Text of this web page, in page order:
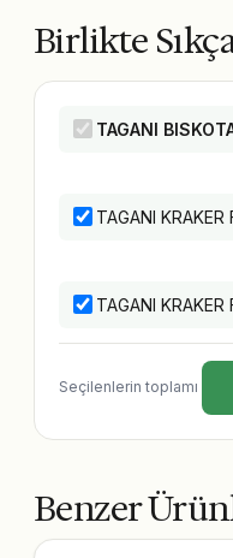
Birlikte
TAGANI
TAGANI KRAKER
TAGANI KRAKER
Seçilenlerin toplamı
Benzer